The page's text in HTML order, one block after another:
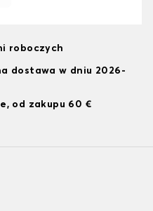
roboczych
dostawa w dniu 2026-
od zakupu 60 €